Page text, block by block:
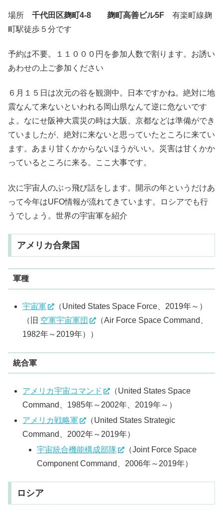
場所 千代田区麹町4-8 麹町高善ビル5F 有楽町線麹
町駅徒歩５分です
予約は不要。１１０００円を参加人数で割ります。お誘い
あわせの上ご参加ください
６月１５日は次元の谷を観測中。日本ですかね。絶対に地
震なんて来ないといわれる岡山県なんて逆に危ないです
よ。なにせ阪神大震災の時は大阪、京都などは準備ができ
ていましたが、絶対に来ないと思っていたところに来てい
ます。あまり甘くかからないほうがいい。災害は甘くかか
っているところに来る。ここ大事です。
次に宇宙人のぶっ飛び話をします。開示の年というだけあ
って今年はUFO情報が流れてきています。ロシアでも行
うでしょう。世界の宇宙軍を紹介
アメリカ合衆国
軍種
宇宙軍
（United States Space Force、2019年～）
（旧 空軍宇宙軍団
（Air Force Space Command、
1982年～2019年））
統合軍
アメリカ宇宙コマンド
（United States Space
Command、1985年～2002年、2019年～）
アメリカ戦略軍
（United States Strategic
Command、2002年～2019年）
宇宙統合機能構成部隊
（Joint Force Space
Component Command、2006年～2019年）
ロシア